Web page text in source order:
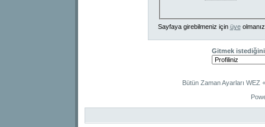
Sayfaya girebilmeniz için üye
Gitmek
Bütün Zaman Ayarları WEZ